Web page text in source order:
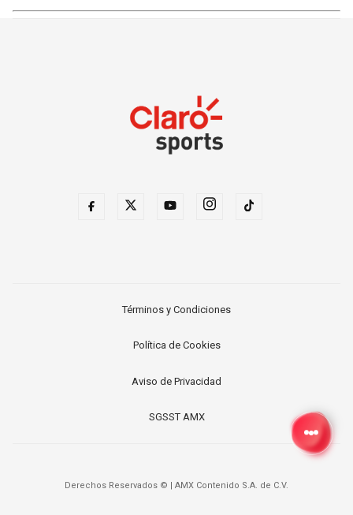
Términos y Condiciones
Política de Cookies
Aviso de Privacidad
SGSST AMX
Derechos Reservados © | AMX Contenido S.A. de C.V.